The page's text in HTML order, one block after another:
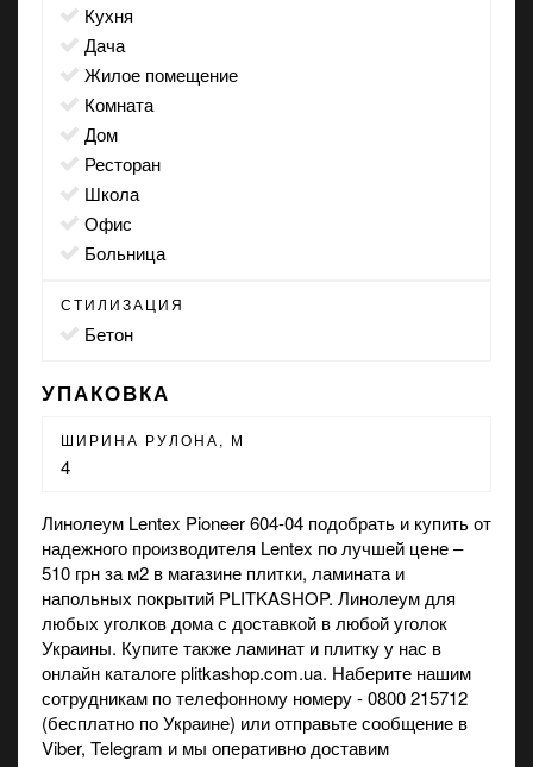
кухня
дача
жилое помещение
комната
дом
ресторан
школа
офис
больница
СТИЛИЗАЦИЯ
бетон
УПАКОВКА
ШИРИНА РУЛОНА, М
4
Линолеум Lentex Pioneer 604-04 подобрать и купить от
надежного производителя Lentex по лучшей цене –
510 грн за м2 в магазине плитки, ламината и
напольных покрытий PLITKASHOP. Линолеум для
любых уголков дома с доставкой в любой уголок
Украины. Купите также ламинат и плиткуу нас в
онлайн каталоге plitkashop.com.ua. Наберите нашим
сотрудникам по телефонному номеру - 0800 215712
(бесплатно по Украине) или отправьте сообщение в
Viber, Telegram и мы оперативно доставим